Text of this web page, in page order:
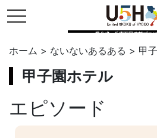
toggle navigation
県公式・兵庫五国連邦プロ
ホーム > ないないあるある > 甲
甲子園ホテル
エピソード